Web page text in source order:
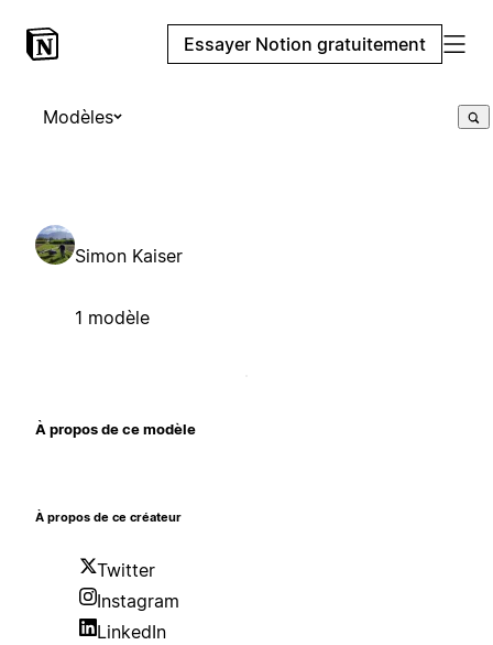
Essayer Notion gratuitement
Modèles
Simon Kaiser
1 modèle
À propos de ce modèle
À propos de ce créateur
Twitter
Instagram
LinkedIn